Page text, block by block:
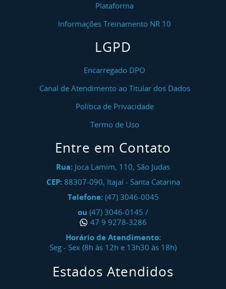
Plataforma
Informações Treinamento NR 10
LGPD
Encarregado DPO
Canal de Atendimento ao Titular dos Dados
Política de Privacidade
Termo de Uso
Entre em Contato
Rua: Joca Lamim, 110, São Judas
CEP: 88307-090, Itajaí- Santa Catarina
Telefone: (47) 3046-0045
ou (47) 3046-0145 /
47 9 9278-3286
Horário de Atendimento:
Seg - Sex (8h às 12h e 13h30 às 18h)
Estados Atendidos